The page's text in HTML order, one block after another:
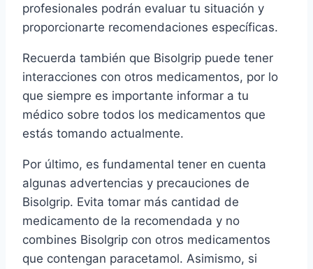
profesionales podrán evaluar tu situación y
proporcionarte recomendaciones específicas.
Recuerda también que Bisolgrip puede tener
interacciones con otros medicamentos, por lo
que siempre es importante informar a tu
médico sobre todos los medicamentos que
estás tomando actualmente.
Por último, es fundamental tener en cuenta
algunas advertencias y precauciones de
Bisolgrip. Evita tomar más cantidad de
medicamento de la recomendada y no
combines Bisolgrip con otros medicamentos
que contengan paracetamol. Asimismo, si